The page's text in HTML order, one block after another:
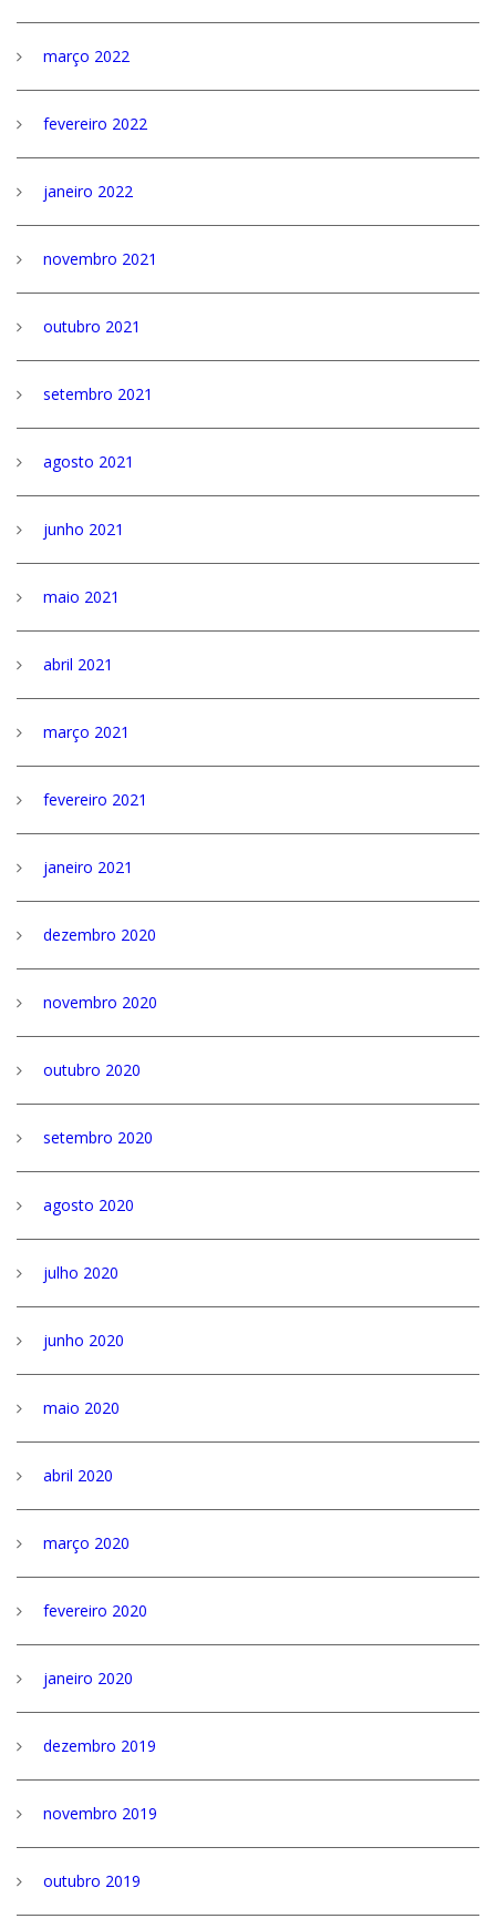
março 2022
fevereiro 2022
janeiro 2022
novembro 2021
outubro 2021
setembro 2021
agosto 2021
junho 2021
maio 2021
abril 2021
março 2021
fevereiro 2021
janeiro 2021
dezembro 2020
novembro 2020
outubro 2020
setembro 2020
agosto 2020
julho 2020
junho 2020
maio 2020
abril 2020
março 2020
fevereiro 2020
janeiro 2020
dezembro 2019
novembro 2019
outubro 2019